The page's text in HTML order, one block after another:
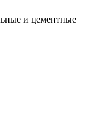
и цементные